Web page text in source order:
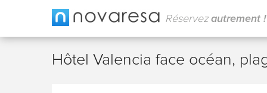
Réservezautrement !
Hôtel Valencia face océan,